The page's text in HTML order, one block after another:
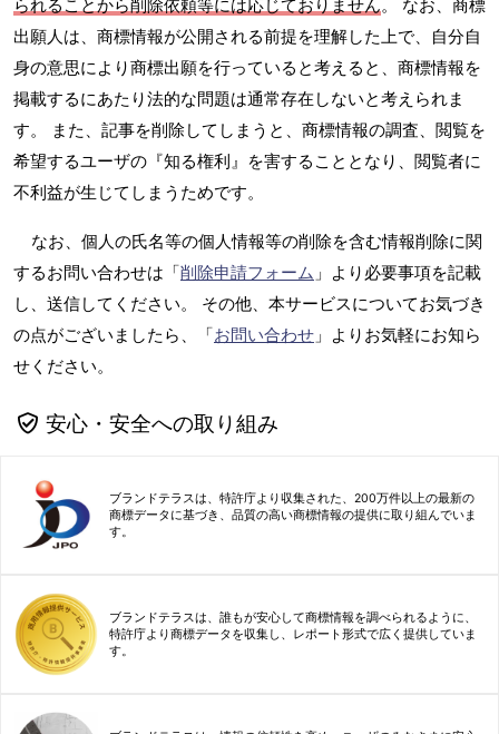
られることから削除依頼等には応じておりません。 なお、商標
出願人は、商標情報が公開される前提を理解した上で、自分自
身の意思により商標出願を行っていると考えると、商標情報を
掲載するにあたり法的な問題は通常存在しないと考えられま
す。 また、記事を削除してしまうと、商標情報の調査、閲覧を
希望するユーザの『知る権利』を害することとなり、閲覧者に
不利益が生じてしまうためです。
なお、個人の氏名等の個人情報等の削除を含む情報削除に関
するお問い合わせは「削除申請フォーム 」より必要事項を記載
し、送信してください。 その他、本サービスについてお気づき
の点がございましたら、「お問い合わせ 」よりお気軽にお知ら
せください。
安心・安全への取り組み
ブランドテラスは、特許庁より収集された、200万件以上の最新の
商標データに基づき、品質の高い商標情報の提供に取り組んでいま
す。
ブランドテラスは、誰もが安心して商標情報を調べられるように、
特許庁より商標データを収集し、レポート形式で広く提供していま
す。